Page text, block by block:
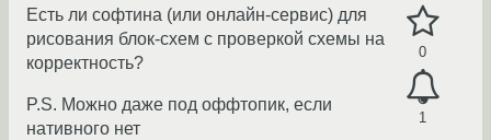
0
1
Есть ли софтина (или онлайн-сервис) для
рисования блок-схем с проверкой схемы на
корректность?
P.S. Можно даже под оффтопик, если
нативного нет